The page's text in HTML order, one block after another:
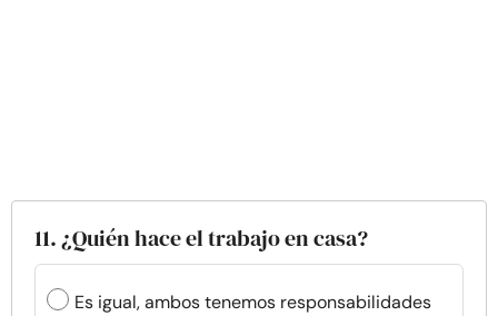
11. ¿Quién hace el trabajo en casa?
Es igual, ambos tenemos responsabilidades